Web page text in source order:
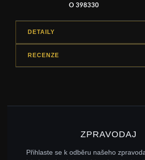
O 398330
DETAILY
RECENZE
ZPRAVODAJ
Přihlaste se k odběru našeho